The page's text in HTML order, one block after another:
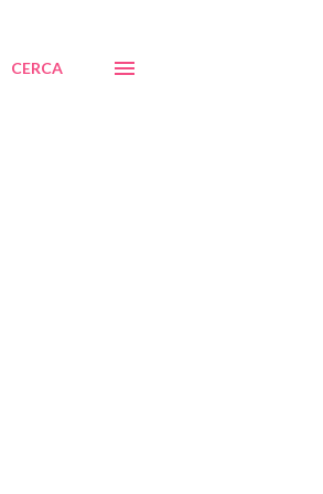
CERCA